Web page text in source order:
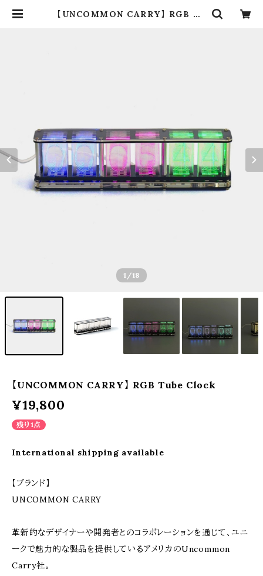
【UNCOMMON CARRY】 RGB Tu
1 /18
【UNCOMMON CARRY】 RGB Tube Clock
¥19,800
残り1点
International shipping available
【ブランド】
UNCOMMON CARRY
革新的なデザイナーや開発者とのコラボレーションを通じて、ユニ
ークで魅力的な製品を提供しているアメリカのUncommon
Carry社。